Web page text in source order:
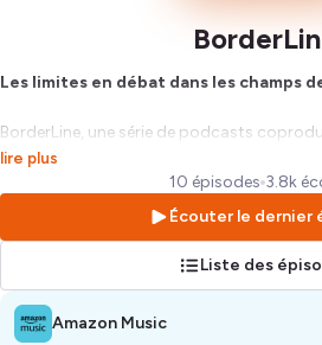
Les limites en débat dans les champs
BorderLine, une série de podcasts
la Mission Agrobiosciences-INRAE.
Hébergé par Ausha. Visitez
ausha.co/
lire plus
10 épisodes 3.8k
Écouter le dernier
Liste des
Amazon Music